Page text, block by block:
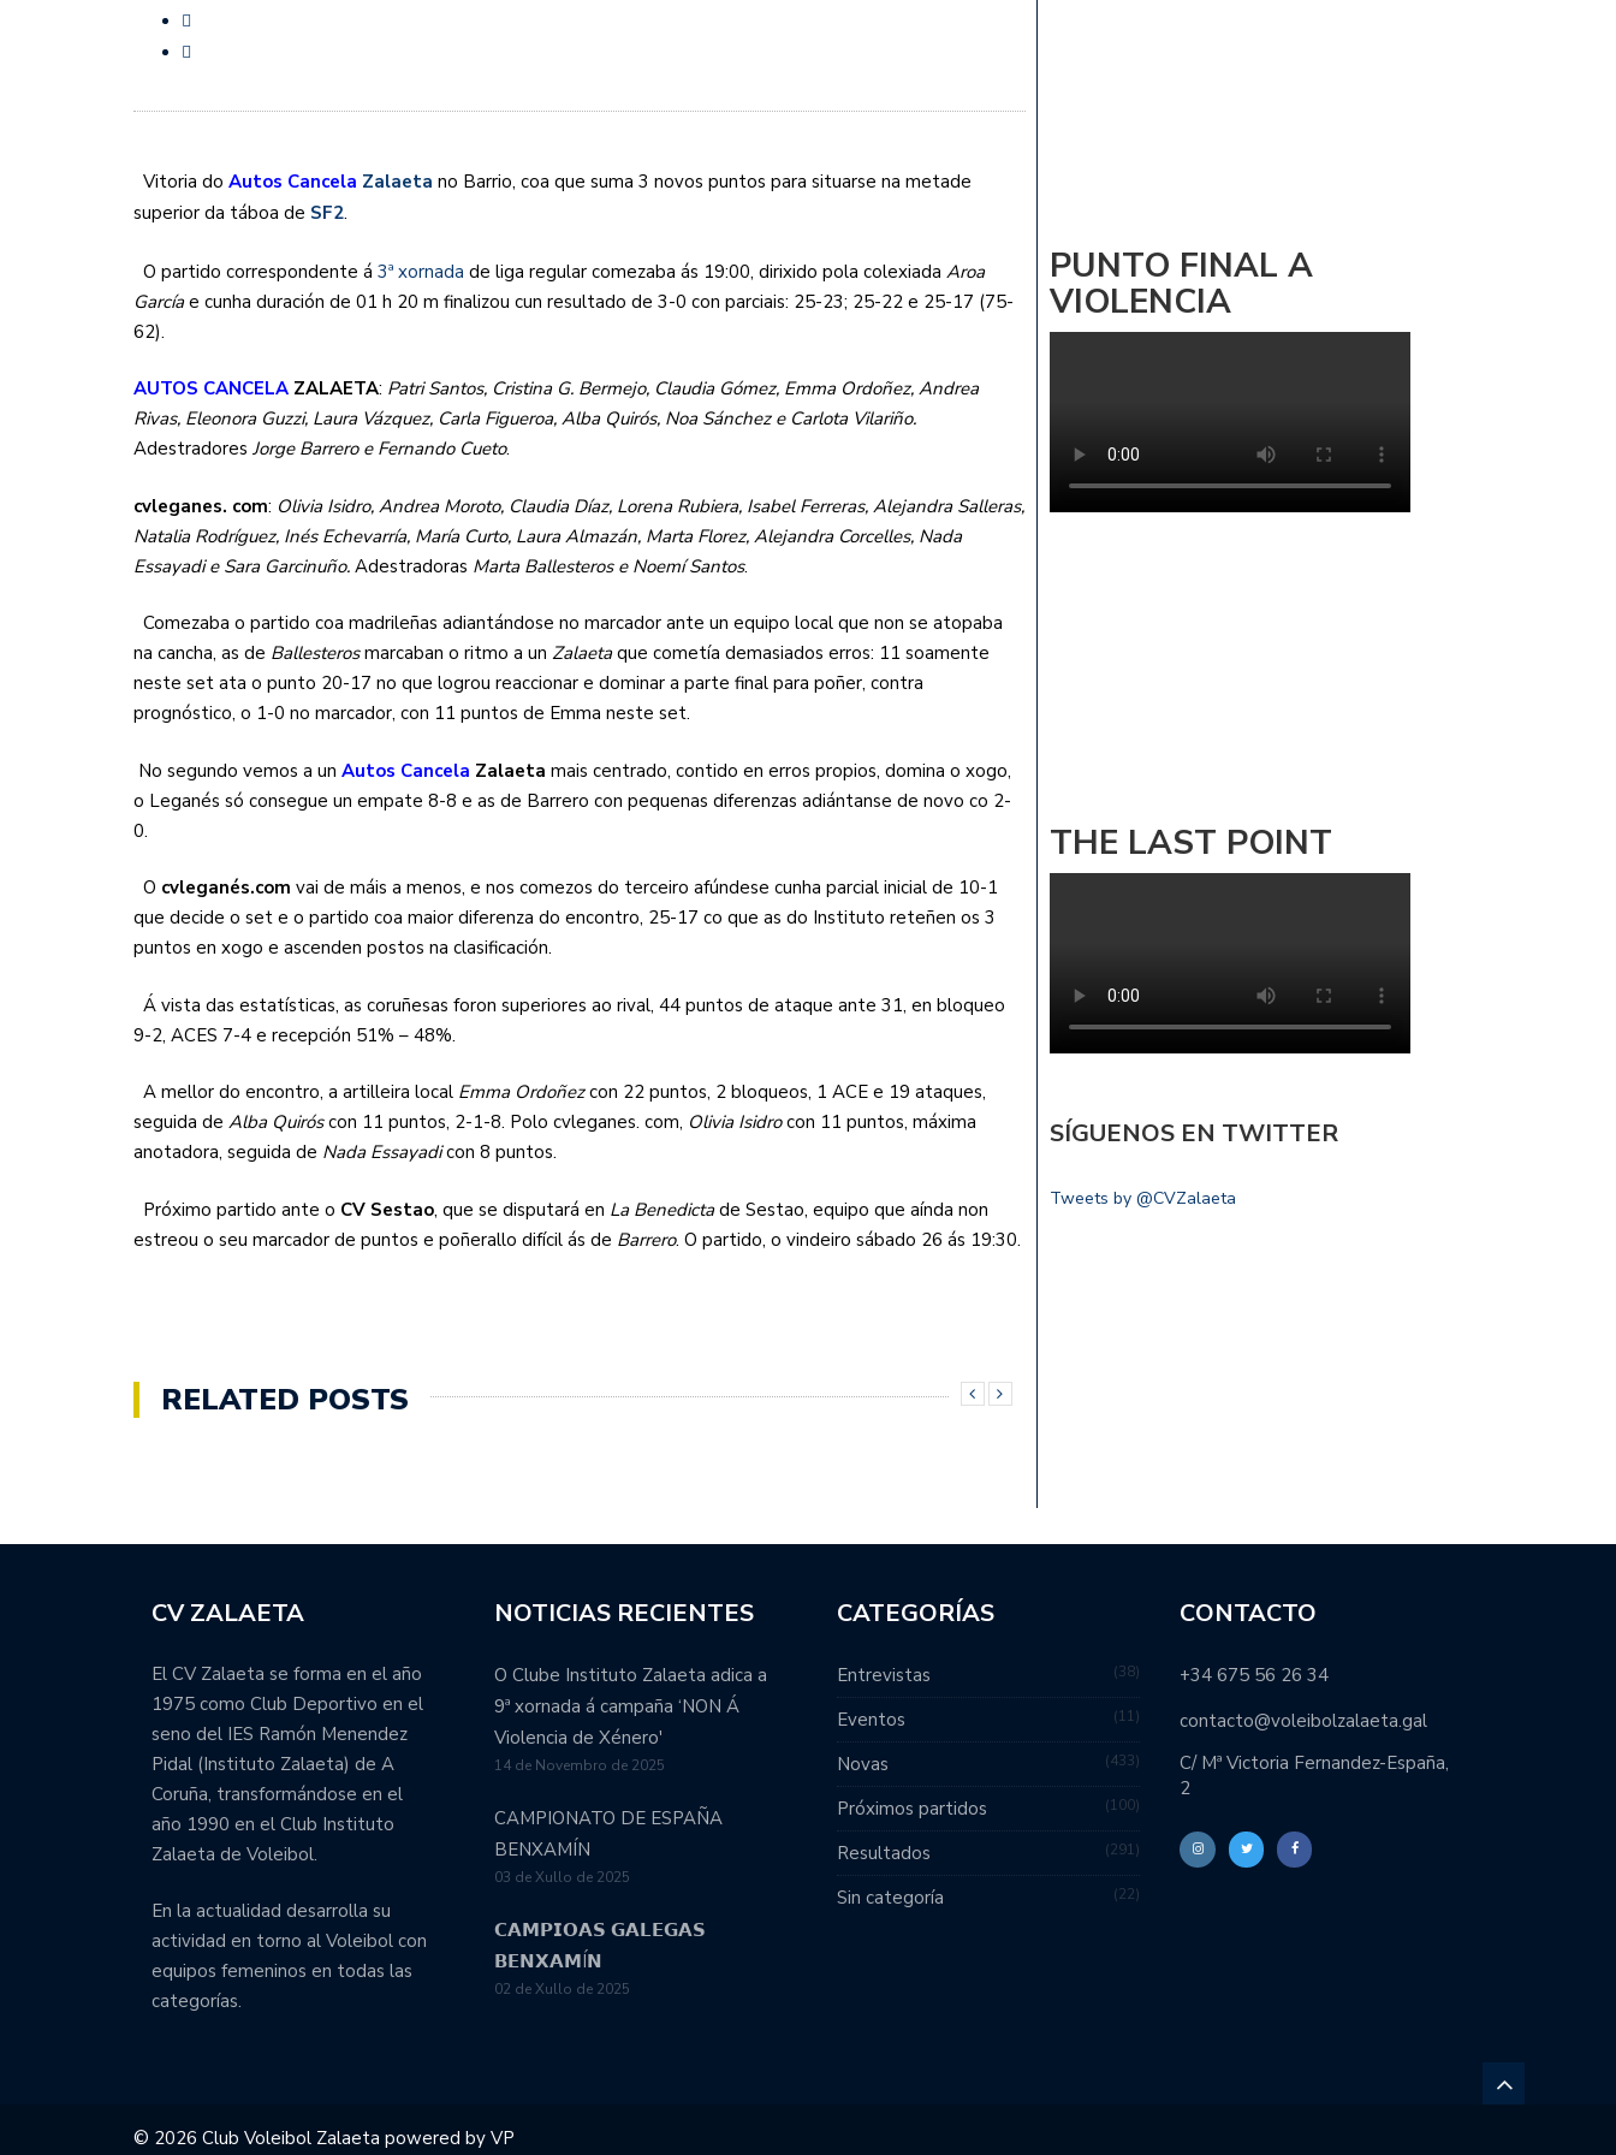
Vitoria doAutos Cancela Zalaeta no Barrio, coa que suma 3 novos puntos para situarse na metade
superior da táboa de SF2.
O partido correspondente á3ª xornada de liga regular comezaba ás 19:00, dirixido pola colexiadaAroa
Garcíae cunha duración de 01 h 20 m finalizou cun resultado de 3-0 con parciais: 25-23; 25-22 e 25-17 (75-
62).
AUTOS CANCELA ZALAETA: Patri Santos, Cristina G. Bermejo, Claudia Gómez, Emma Ordoñez, Andrea
Rivas, Eleonora Guzzi, Laura Vázquez, Carla Figueroa, Alba Quirós, Noa Sánchez e Carlota Vilariño.
AdestradoresJorge Barrero e Fernando Cueto.
cvleganes. com: Olivia Isidro, Andrea Moroto, Claudia Díaz, Lorena Rubiera, Isabel Ferreras, Alejandra Salleras,
Natalia Rodríguez, Inés Echevarría, María Curto, Laura Almazán, Marta Florez, Alejandra Corcelles, Nada
Essayadi e Sara Garcinuño. Adestradoras Marta Ballesteros e Noemí Santos.
Comezaba o partido coa madrileñas adiantándose no marcador ante un equipo local que non se atopaba
na cancha, as de Ballesterosmarcaban o ritmo a unZalaetaque cometía demasiados erros: 11 soamente
neste set ata o punto 20-17 no que logrou reaccionar e dominar a parte final para poñer, contra
prognóstico, o 1-0 no marcador, con 11 puntos de Emma neste set.
No segundo vemos a unAutos Cancela Zalaeta mais centrado, contido en erros propios, domina o xogo,
o Leganés só consegue un empate 8-8 e as de Barrero con pequenas diferenzas adiántanse de novo co 2-
0.
O cvleganés.com vai de máis a menos, e nos comezos do terceiro afúndese cunha parcial inicial de 10-1
que decide o set e o partido coa maior diferenza do encontro, 25-17 co que as do Instituto reteñen os 3
puntos en xogo e ascenden postos na clasificación.
Á vista das estatísticas, as coruñesas foron superiores ao rival, 44 puntos de ataque ante 31, en bloqueo
9-2, ACES 7-4 e recepción 51% – 48%.
A mellor do encontro, a artilleira local Emma Ordoñezcon 22 puntos, 2 bloqueos, 1 ACE e 19 ataques,
seguida deAlba Quiróscon 11 puntos, 2-1-8. Polo cvleganes. com, Olivia Isidrocon 11 puntos, máxima
anotadora, seguida de Nada Essayadicon 8 puntos.
Próximo partido ante o CV Sestao, que se disputará en La Benedictade Sestao, equipo que aínda non
estreou o seu marcador de puntos e poñerallo difícil ás de Barrero. O partido, o vindeiro sábado 26 ás 19:30.
RELATED POSTS
PUNTO FINAL A
VIOLENCIA
THE LAST POINT
SÍGUENOS EN TWITTER
Tweets by @CVZalaeta
CV ZALAETA
El CV Zalaeta se forma en el año
1975 como Club Deportivo en el
seno del IES Ramón Menendez
Pidal (Instituto Zalaeta) de A
Coruña, transformándose en el
año 1990 en el Club Instituto
Zalaeta de Voleibol.
En la actualidad desarrolla su
actividad en torno al Voleibol con
equipos femeninos en todas las
categorías.
NOTICIAS RECIENTES
O Clube Instituto Zalaeta adica a
9ª xornada á campaña ‘NON Á
Violencia de Xénero'
14 de Novembro de 2025
CAMPIONATO DE ESPAÑA
BENXAMÍN
03 de Xullo de 2025
𝗖𝗔𝗠𝗣𝗜𝗢𝗔𝗦 𝗚𝗔𝗟𝗘𝗚𝗔𝗦
𝗕𝗘𝗡𝗫𝗔𝗠Í𝗡
02 de Xullo de 2025
CATEGORÍAS
Entrevistas 38
Eventos 11
Novas 433
Próximos partidos 100
Resultados 291
Sin categoría 22
CONTACTO
+34 675 56 26 34
contacto@voleibolzalaeta.gal
C/ Mª Victoria Fernandez-España,
2
© 2026 Club Voleibol Zalaeta powered byVP